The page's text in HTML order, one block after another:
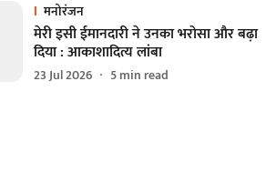
मनोरंजन
मेरी इसी ईमानदारी ने उनका भरोसा और बढ़ा
दिया : आकाशादित्य लांबा
23 Jul 2026 5min read